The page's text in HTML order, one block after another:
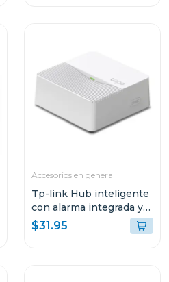
Accesorios en general
Tp-link Hub inteligente
con alarma integrada y
ranura microsd tapo
h200
$31.95